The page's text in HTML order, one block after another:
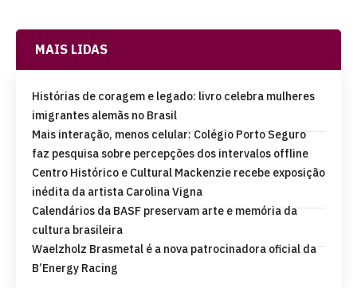
MAIS LIDAS
Histórias de coragem e legado: livro celebra mulheres
imigrantes alemãs no Brasil
Mais interação, menos celular: Colégio Porto Seguro
faz pesquisa sobre percepções dos intervalos offline
Centro Histórico e Cultural Mackenzie recebe exposição
inédita da artista Carolina Vigna
Calendários da BASF preservam arte e memória da
cultura brasileira
Waelzholz Brasmetal é a nova patrocinadora oficial da
B’Energy Racing